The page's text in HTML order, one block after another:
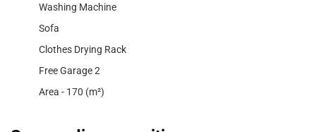
Washing Machine
Sofa
Clothes Drying Rack
Free Garage 2
Area - 170 (m²)